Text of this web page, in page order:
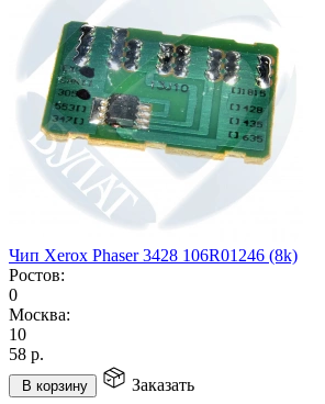
Чип Xerox Phaser 3428 106R01246 (8k)
Ростов:
0
Москва:
10
58 р.
В корзину Заказать